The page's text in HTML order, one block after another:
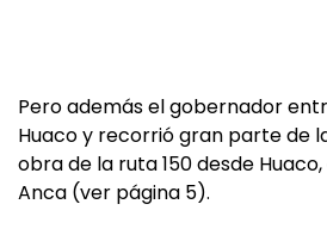
Pero además el gobernador
Huaco y recorrió gran parte de
obra de la ruta 150 desde
Anca (ver página 5).